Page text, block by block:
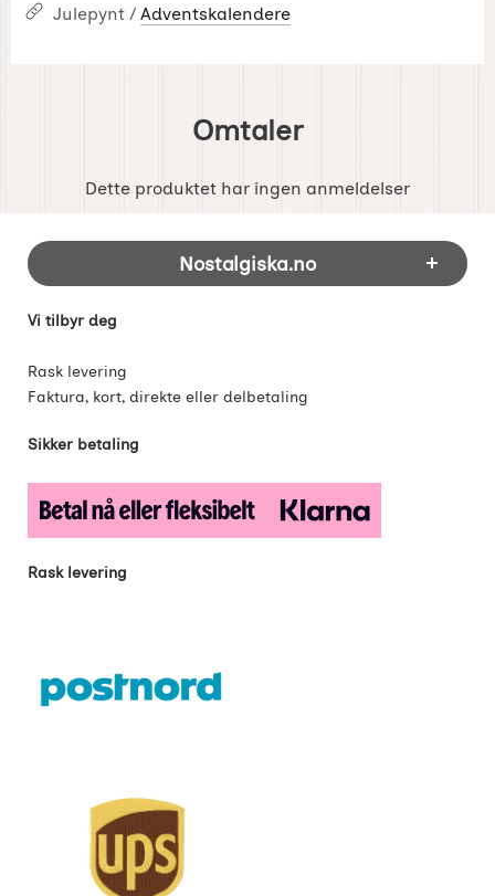
Julepynt / Adventskalendere
Omtaler
Dette produktet har ingen anmeldelser
Footer-innhold Blandet informasjon og
Nostalgiska.no
Vi tilbyr deg
Rask levering
Faktura, kort, direkte eller delbetaling
Sikker betaling
Rask levering